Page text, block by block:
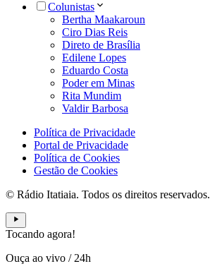
Colunistas
Bertha Maakaroun
Ciro Dias Reis
Direto de Brasília
Edilene Lopes
Eduardo Costa
Poder em Minas
Rita Mundim
Valdir Barbosa
Política de Privacidade
Portal de Privacidade
Política de Cookies
Gestão de Cookies
© Rádio Itatiaia. Todos os direitos reservados.
Tocando agora!
Ouça ao vivo / 24h